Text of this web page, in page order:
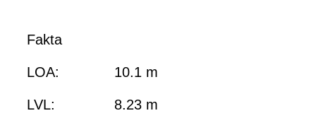
Fakta
LOA: 10.1 m
LVL: 8.23 m